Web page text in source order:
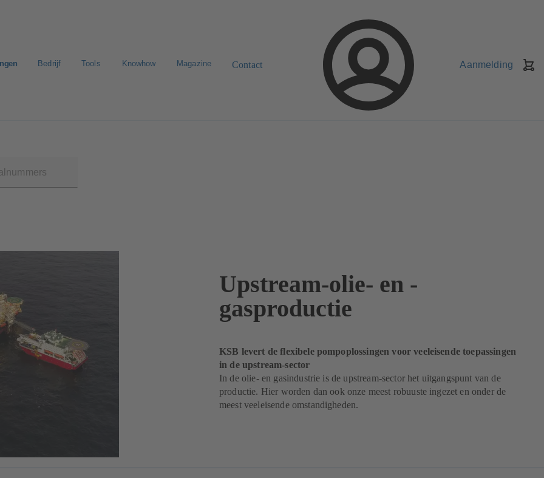
Bedrijf Tools Knowhow Magazine Contact Aanmelding
Upstream-olie- en -
gasproductie
KSB levert de flexibele pompoplossingen voor veeleisende toepassingen
in de upstream-sector
In de olie- en gasindustrie is de upstream-sector het uitgangspunt van de
productie. Hier worden dan ook onze meest robuuste ingezet en onder de
meest veeleisende omstandigheden.